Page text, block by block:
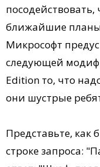
ближайшие
Микрософт
следующей
Еdition то, что
они шустрые
Представьте, как
строке запроса: